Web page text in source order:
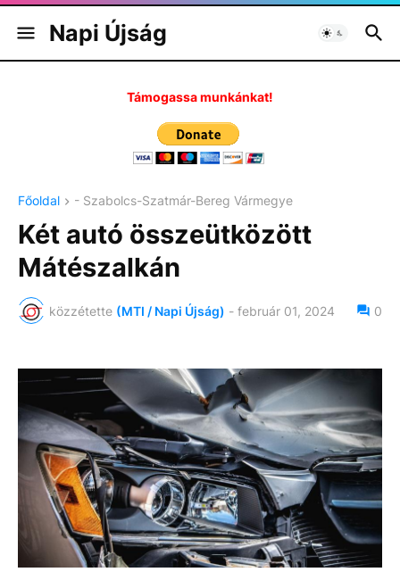
Napi Újság
Támogassa munkánkat!
Főoldal - Szabolcs-Szatmár-Bereg Vármegye
Két autó összeütközött
Mátészalkán
közzétette (MTI / Napi Újság) - február 01, 2024 0